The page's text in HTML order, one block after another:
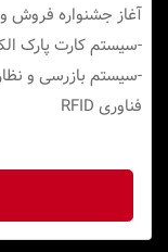
-سیستم کارت پارک
-سیستم بازرسی و
فناوری RFID